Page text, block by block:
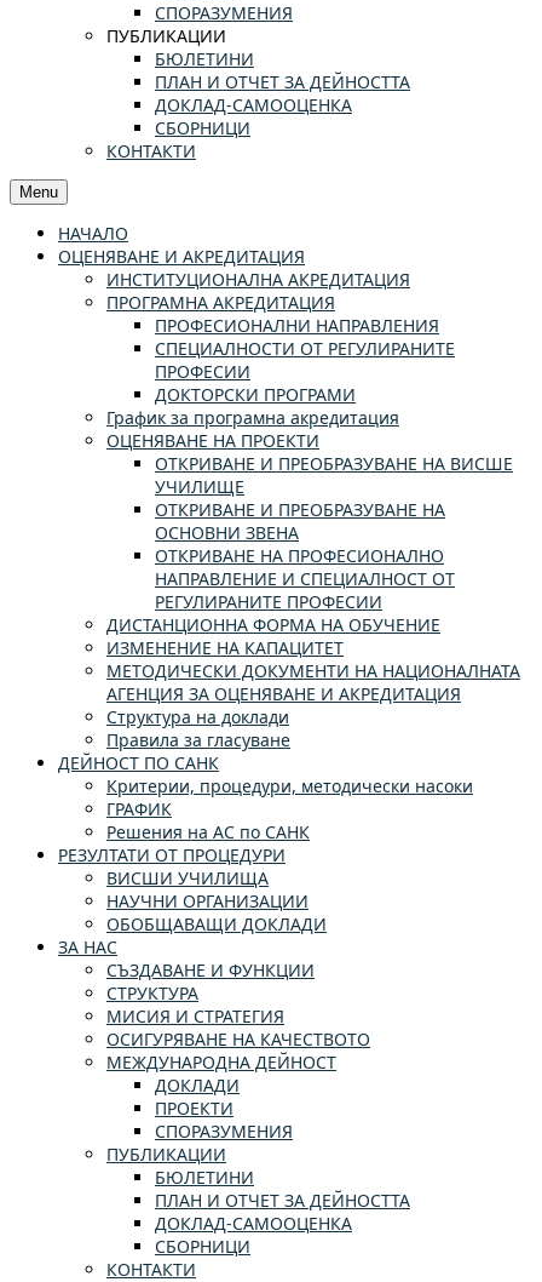
СПОРАЗУМЕНИЯ
ПУБЛИКАЦИИ
БЮЛЕТИНИ
ПЛАН И ОТЧЕТ ЗА ДЕЙНОСТТА
ДОКЛАД-САМООЦЕНКА
СБОРНИЦИ
КОНТАКТИ
Menu
НАЧАЛО
ОЦЕНЯВАНЕ И АКРЕДИТАЦИЯ
ИНСТИТУЦИОНАЛНА АКРЕДИТАЦИЯ
ПРОГРАМНА АКРЕДИТАЦИЯ
ПРОФЕСИОНАЛНИ НАПРАВЛЕНИЯ
СПЕЦИАЛНОСТИ ОТ РЕГУЛИРАНИТЕ
ПРОФЕСИИ
ДОКТОРСКИ ПРОГРАМИ
График за програмна акредитация
ОЦЕНЯВАНЕ НА ПРОЕКТИ
ОТКРИВАНЕ И ПРЕОБРАЗУВАНЕ НА ВИСШЕ
УЧИЛИЩЕ
ОТКРИВАНЕ И ПРЕОБРАЗУВАНЕ НА
ОСНОВНИ ЗВЕНА
ОТКРИВАНЕ НА ПРОФЕСИОНАЛНО
НАПРАВЛЕНИЕ И СПЕЦИАЛНОСТ ОТ
РЕГУЛИРАНИТЕ ПРОФЕСИИ
ДИСТАНЦИОННА ФОРМА НА ОБУЧЕНИЕ
ИЗМЕНЕНИЕ НА КАПАЦИТЕТ
МЕТОДИЧЕСКИ ДОКУМЕНТИ НА НАЦИОНАЛНАТА
АГЕНЦИЯ ЗА ОЦЕНЯВАНЕ И АКРЕДИТАЦИЯ
Структура на доклади
Правила за гласуване
ДЕЙНОСТ ПО САНК
Критерии, процедури, методически насоки
ГРАФИК
Решения на АС по САНК
РЕЗУЛТАТИ ОТ ПРОЦЕДУРИ
ВИСШИ УЧИЛИЩА
НАУЧНИ ОРГАНИЗАЦИИ
ОБОБЩАВАЩИ ДОКЛАДИ
ЗА НАС
СЪЗДАВАНЕ И ФУНКЦИИ
СТРУКТУРА
МИСИЯ И СТРАТЕГИЯ
ОСИГУРЯВАНЕ НА КАЧЕСТВОТО
МЕЖДУНАРОДНА ДЕЙНОСТ
ДОКЛАДИ
ПРОЕКТИ
СПОРАЗУМЕНИЯ
ПУБЛИКАЦИИ
БЮЛЕТИНИ
ПЛАН И ОТЧЕТ ЗА ДЕЙНОСТТА
ДОКЛАД-САМООЦЕНКА
СБОРНИЦИ
КОНТАКТИ